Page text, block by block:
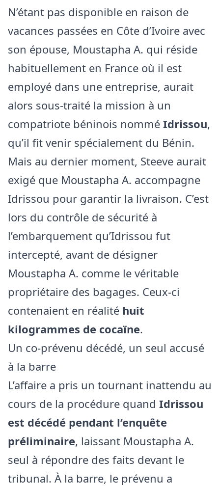
N’étant pas disponible en raison de
vacances passées en Côte d’Ivoire avec
son épouse, Moustapha A. qui réside
habituellement en France où il est
employé dans une entreprise, aurait
alors sous-traité la mission à un
compatriote béninois nommé Idrissou,
qu’il fit venir spécialement du Bénin.
Mais au dernier moment, Steeve aurait
exigé que Moustapha A. accompagne
Idrissou pour garantir la livraison. C’est
lors du contrôle de sécurité à
l’embarquement qu’Idrissou fut
intercepté, avant de désigner
Moustapha A. comme le véritable
propriétaire des bagages. Ceux-ci
contenaient en réalité huit
kilogrammes de cocaïne.
Un co-prévenu décédé, un seul accusé
à la barre
L’affaire a pris un tournant inattendu au
cours de la procédure quand Idrissou
est décédé pendant l’enquête
préliminaire, laissant Moustapha A.
seul à répondre des faits devant le
tribunal. À la barre, le prévenu a